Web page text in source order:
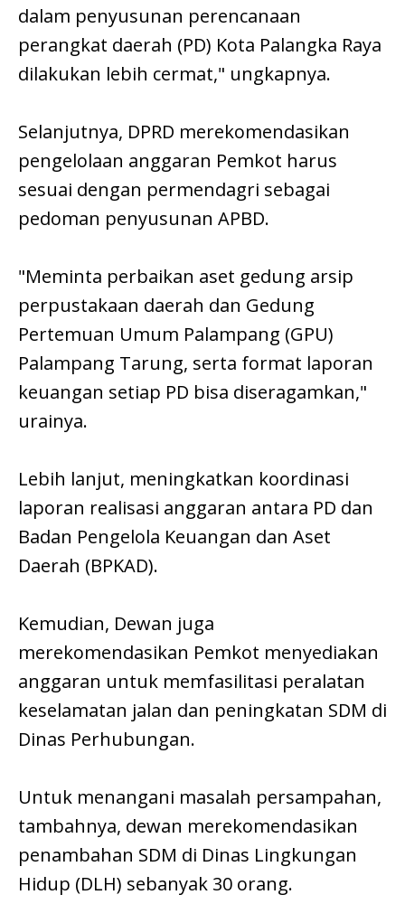
dalam penyusunan perencanaan
perangkat daerah (PD) Kota Palangka Raya
dilakukan lebih cermat," ungkapnya.
Selanjutnya, DPRD merekomendasikan
pengelolaan anggaran Pemkot harus
sesuai dengan permendagri sebagai
pedoman penyusunan APBD.
"Meminta perbaikan aset gedung arsip
perpustakaan daerah dan Gedung
Pertemuan Umum Palampang (GPU)
Palampang Tarung, serta format laporan
keuangan setiap PD bisa diseragamkan,"
urainya.
Lebih lanjut, meningkatkan koordinasi
laporan realisasi anggaran antara PD dan
Badan Pengelola Keuangan dan Aset
Daerah (BPKAD).
Kemudian, Dewan juga
merekomendasikan Pemkot menyediakan
anggaran untuk memfasilitasi peralatan
keselamatan jalan dan peningkatan SDM di
Dinas Perhubungan.
Untuk menangani masalah persampahan,
tambahnya, dewan merekomendasikan
penambahan SDM di Dinas Lingkungan
Hidup (DLH) sebanyak 30 orang.